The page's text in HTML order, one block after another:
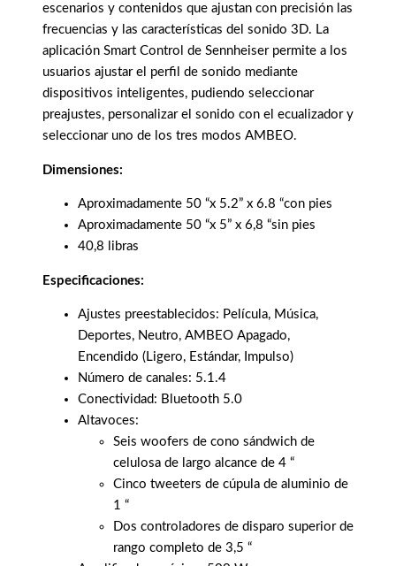
escenarios y contenidos que ajustan con precisión las
frecuencias y las características del sonido 3D. La
aplicación Smart Control de Sennheiser permite a los
usuarios ajustar el perfil de sonido mediante
dispositivos inteligentes, pudiendo seleccionar
preajustes, personalizar el sonido con el ecualizador y
seleccionar uno de los tres modos AMBEO.
Dimensiones:
Aproximadamente 50 “x 5.2” x 6.8 “con pies
Aproximadamente 50 “x 5” x 6,8 “sin pies
40,8 libras
Especificaciones:
Ajustes preestablecidos: Película, Música,
Deportes, Neutro, AMBEO Apagado,
Encendido (Ligero, Estándar, Impulso)
Número de canales: 5.1.4
Conectividad: Bluetooth 5.0
Altavoces:
Seis woofers de cono sándwich de
celulosa de largo alcance de 4 “
Cinco tweeters de cúpula de aluminio de
1 “
Dos controladores de disparo superior de
rango completo de 3,5 “